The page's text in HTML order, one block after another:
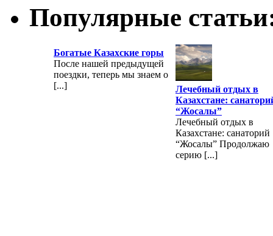
Популярные
Богатые Казахские горы
После нашей предыдущей
поездки, теперь мы знаем о
[...]
Лечебный отдых в
Казахстане:
“Жосалы”
Лечебный отдых в
Казахстане: санаторий
“Жосалы” Продолжаю
серию [...]